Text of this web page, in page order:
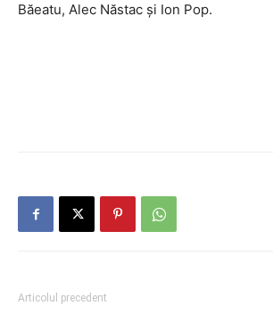
Băeatu, Alec Năstac şi Ion Pop.
Articolul precedent